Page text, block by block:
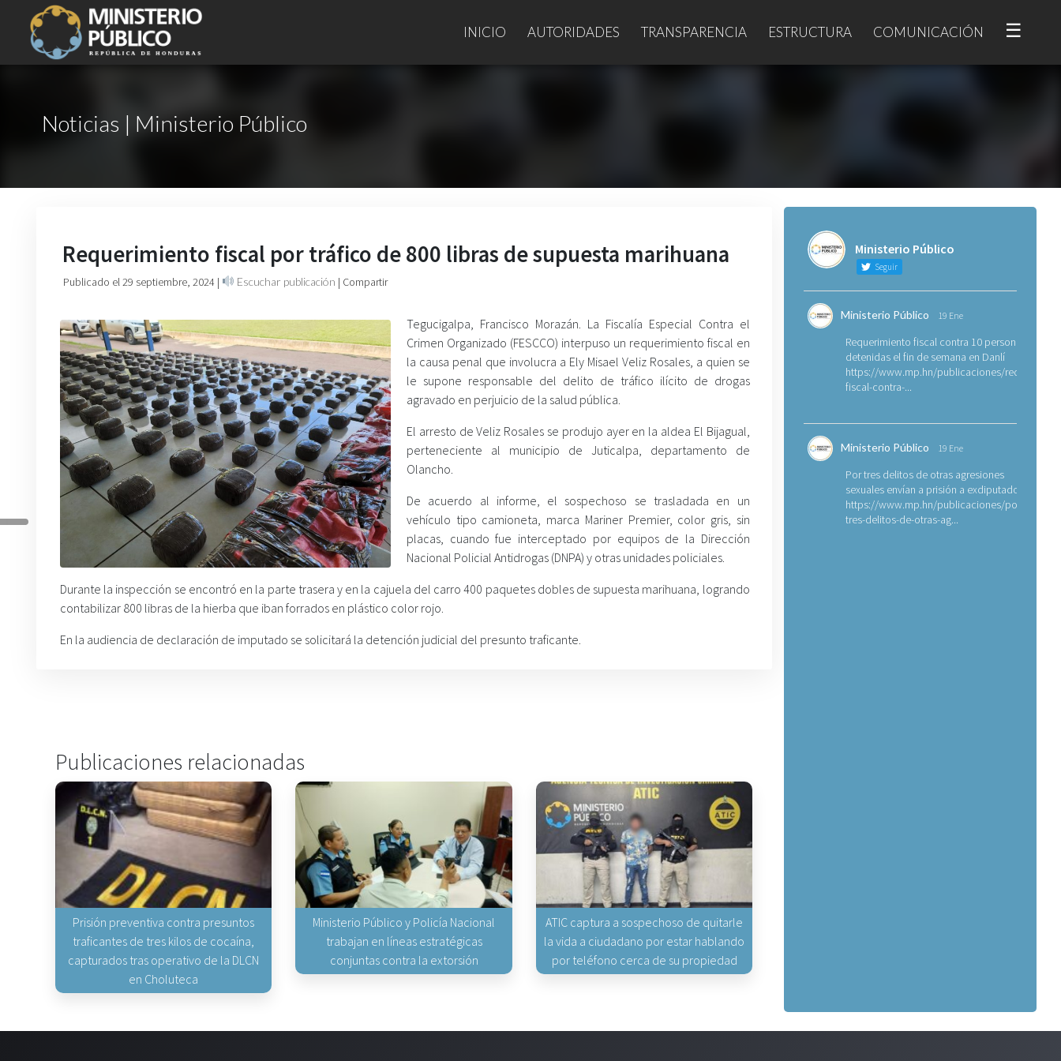
INICIO AUTORIDADES TRANSPARENCIA ESTRUCTURA COMUNICACIÓN ☰
Noticias | Ministerio Público
Requerimiento fiscal por tráfico de 800 libras de supuesta marihuana
Publicado el 29 septiembre, 2024 | Escuchar publicación | Compartir
Tegucigalpa, Francisco Morazán. La Fiscalía Especial Contra el
Crimen Organizado (FESCCO) interpuso un requerimiento fiscal en
la causa penal que involucra a Ely Misael Veliz Rosales, a quien se
le supone responsable del delito de tráfico ilícito de drogas
agravado en perjuicio de la salud pública.
El arresto de Veliz Rosales se produjo ayer en la aldea El Bijagual,
perteneciente al municipio de Juticalpa, departamento de
Olancho.
De acuerdo al informe, el sospechoso se trasladada en un
vehículo tipo camioneta, marca Mariner Premier, color gris, sin
placas, cuando fue interceptado por equipos de la Dirección
Nacional Policial Antidrogas (DNPA) y otras unidades policiales.
Durante la inspección se encontró en la parte trasera y en la cajuela del carro 400 paquetes dobles de supuesta marihuana, logrando
contabilizar 800 libras de la hierba que iban forrados en plástico color rojo.
En la audiencia de declaración de imputado se solicitará la detención judicial del presunto traficante.
Publicaciones relacionadas
Prisión preventiva contra presuntos
traficantes de tres kilos de cocaína,
capturados tras operativo de la DLCN
en Choluteca
Ministerio Público y Policía Nacional
trabajan en líneas estratégicas
conjuntas contra la extorsión
ATIC captura a sospechoso de quitarle
la vida a ciudadano por estar hablando
por teléfono cerca de su propiedad
Ministerio Público
Seguir
Ministerio Público 19 Ene
Requerimiento fiscal contra 10 personas
detenidas el fin de semana en Danlí
https://www.mp.hn/publicaciones/
fiscal-contra-...
Ministerio Público 19 Ene
Por tres delitos de otras agresiones
sexuales envían a prisión a exdiputado
https://www.mp.hn/publicaciones/por-
tres-delitos-de-otras-ag...